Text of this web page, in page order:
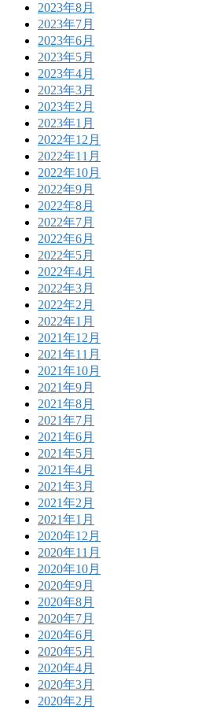
2023年8月
2023年7月
2023年6月
2023年5月
2023年4月
2023年3月
2023年2月
2023年1月
2022年12月
2022年11月
2022年10月
2022年9月
2022年8月
2022年7月
2022年6月
2022年5月
2022年4月
2022年3月
2022年2月
2022年1月
2021年12月
2021年11月
2021年10月
2021年9月
2021年8月
2021年7月
2021年6月
2021年5月
2021年4月
2021年3月
2021年2月
2021年1月
2020年12月
2020年11月
2020年10月
2020年9月
2020年8月
2020年7月
2020年6月
2020年5月
2020年4月
2020年3月
2020年2月